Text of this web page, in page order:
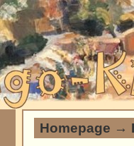
Homepage →